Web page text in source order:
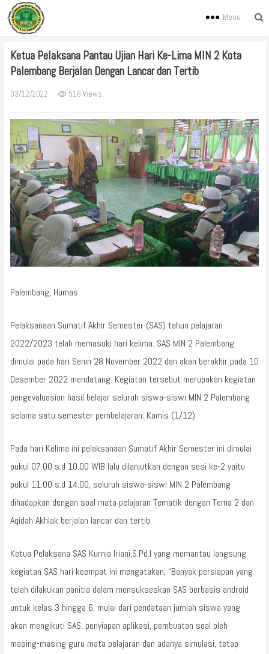
Menu
Ketua Pelaksana Pantau Ujian Hari Ke-Lima MIN 2 Kota
Palembang Berjalan Dengan Lancar dan Tertib
03/12/2022 516 Views
Palembang, Humas.
Pelaksanaan Sumatif Akhir Semester (SAS) tahun pelajaran
2022/2023 telah memasuki hari kelima. SAS MIN 2 Palembang
dimulai pada hari Senin 28 November 2022 dan akan berakhir pada 10
Desember 2022 mendatang. Kegiatan tersebut merupakan kegiatan
pengevaluasian hasil belajar seluruh siswa-siswi MIN 2 Palembang
selama satu semester pembelajaran. Kamis (1/12)
Pada hari Kelima ini pelaksanaan Sumatif Akhir Semester ini dimulai
pukul 07.00 s.d 10.00 WIB lalu dilanjutkan dengan sesi ke-2 yaitu
pukul 11.00 s.d 14.00, seluruh siswa-siswi MIN 2 Palembang
dihadapkan dengan soal mata pelajaran Tematik dengan Tema 2 dan
Aqidah Akhlak berjalan lancar dan tertib.
Ketua Pelaksana SAS Kurnia Iriani,S.Pd.I yang memantau langsung
kegiatan SAS hari keempat ini mengatakan, “Banyak persiapan yang
telah dilakukan panitia dalam mensukseskan SAS berbasis android
untuk kelas 3 hingga 6, mulai dari pendataan jumlah siswa yang
akan mengikuti SAS, penyiapan aplikasi, pembuatan soal oleh
masing-masing guru mata pelajaran dan adanya simulasi, tetap